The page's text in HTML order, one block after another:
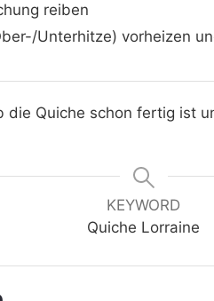
reiben
Unterhitze) vorheizen
die Quiche schon fertig ist
KEYWORD
Quiche Lorraine